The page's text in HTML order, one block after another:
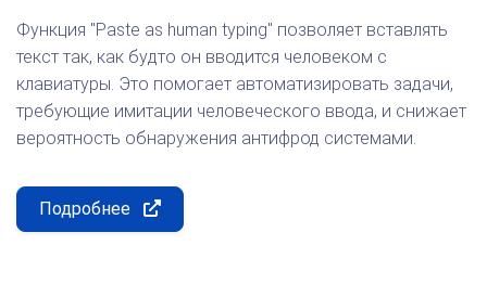
Функция "Paste as human typing" позволяет вставлять
текст так, как будто он вводится человеком с
клавиатуры. Это помогает автоматизировать задачи,
требующие имитации человеческого ввода, и снижает
вероятность обнаружения антифрод системами.
Подробнее